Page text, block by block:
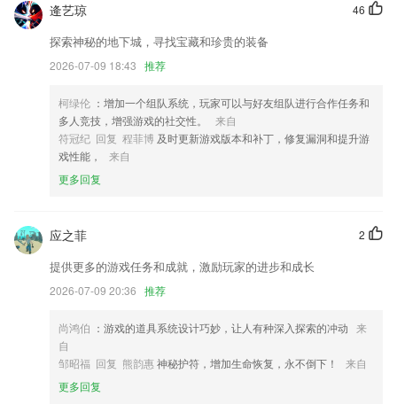
行打分评论，说出您的使用经历，以帮助我们更好的对产品进行优化修
46
逄艺琼
探索神秘的地下城，寻找宝藏和珍贵的装备
2026-07-09 18:43 推荐
柯绿伦 ：增加一个组队系统，玩家可以与好友组队进行合作任务和
多人竞技，增强游戏的社交性。
来自
符冠纪 回复 程菲博 及时更新游戏版本和补丁，修复漏洞和提升游
戏性能，
来自
更多回复
2
应之菲
提供更多的游戏任务和成就，激励玩家的进步和成长
2026-07-09 20:36 推荐
尚鸿伯 ：游戏的道具系统设计巧妙，让人有种深入探索的冲动 来
自
邹昭福 回复 熊韵惠神秘护符，增加生命恢复，永不倒下！
来自
更多回复